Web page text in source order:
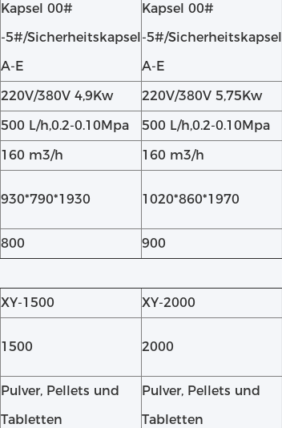
Kapsel 00#
-5#/Sicherheitskapsel
A-E
Kapsel 00#
-5#/Sicherheitskapsel
A-E
220V/380V 4,9Kw 220V/380V 5,75Kw
500 L/h,0.2-0.10Mpa 500 L/h,0.2-0.10Mpa
160 m3/h 160 m3/h
930*790*1930 1020*860*1970
800 900
XY-1500 XY-2000
1500 2000
Pulver, Pellets und
Tabletten
Pulver, Pellets und
Tabletten